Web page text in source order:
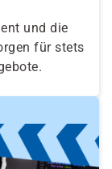
und die
für stets